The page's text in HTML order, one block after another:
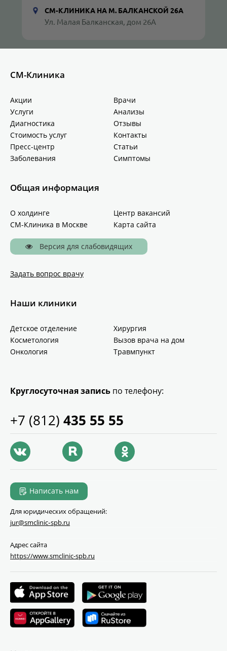
СМ-КЛИНИКА НА М. БАЛКАНСКОЙ 26А
Ул. Малая Балканская, дом 26А
СМ-Клиника
Акции
Врачи
Услуги
Анализы
Диагностика
Отзывы
Стоимость услуг
Контакты
Пресс-центр
Статьи
Заболевания
Симптомы
Общая информация
О холдинге
Центр вакансий
СМ-Клиника в Москве
Карта сайта
Версия для слабовидящих
Задать вопрос врачу
Наши клиники
Детское отделение
Хирургия
Косметология
Вызов врача на дом
Онкология
Травмпункт
Круглосуточная запись по телефону:
+7 (812) 435 55 55
Написать нам
Для юридических обращений:
jur@smclinic‑spb.ru
Адрес сайта
https://www.smclinic-spb.ru